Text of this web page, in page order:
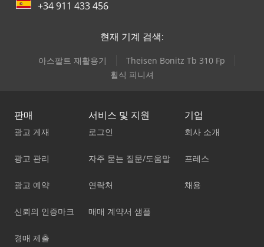
+34 911 433 456
현재 기계 검색:
아스팔트 재활용기
Theisen Bonitz Tb 310 Fp
휠식 피니셔
판매
광고 게재
광고 관리
광고 예약
신뢰의 인증마크
경매 제출
서비스 및 지원
로그인
자주 묻는 질문/도움말
연락처
매매 계약서 샘플
기업
회사 소개
프레스
채용